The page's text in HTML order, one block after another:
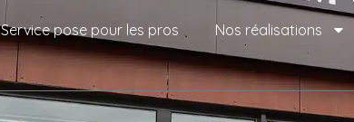
Service pose pour les pros Nos réalisations